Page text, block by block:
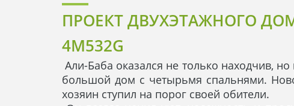
ПРОЕКТ ДВУХЭТАЖНОГО
4M532G
Али-Баба оказался не только находчив,
большой дом с четырьмя спальнями.
хозяин ступил на порог своей обители.